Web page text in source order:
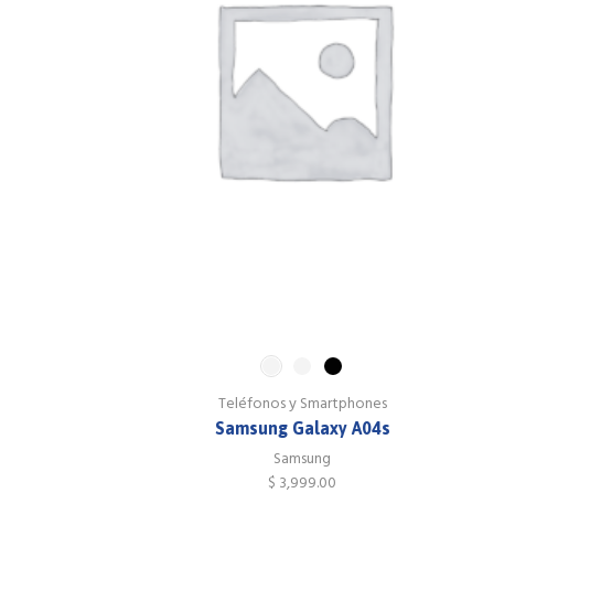
Teléfonos y Smartphones
Samsung Galaxy A04s
Samsung
$ 3,999.00